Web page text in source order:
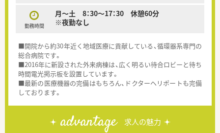
勤務時間
月～土 8：30～17：30 休憩60分
※夜勤なし
■開院から約30年近く地域医療に貢献している、循環器系専門の
総合病院です。
■2016年に新設された外来病棟は、広く明るい待合ロビーと待ち
時間電光掲示板を設置しています。
■最新の医療機器の完備はもちろん、ドクターヘリポートも完備
しております。
advantage 求人の魅力